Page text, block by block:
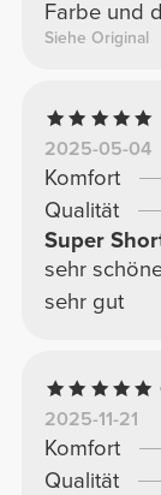
Farbe und
Siehe Original
2025-05-04
Komfort
Qualität
Super
sehr
sehr gut
2025-11-21
Komfort
Qualität